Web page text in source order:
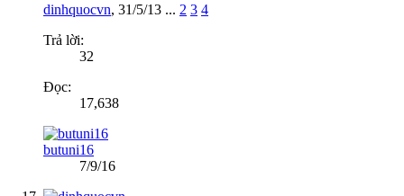
dinhquocvn, 31/5/13 ... 2 3 4
Trả lời:
32
Đọc:
17,638
butuni16
7/9/16